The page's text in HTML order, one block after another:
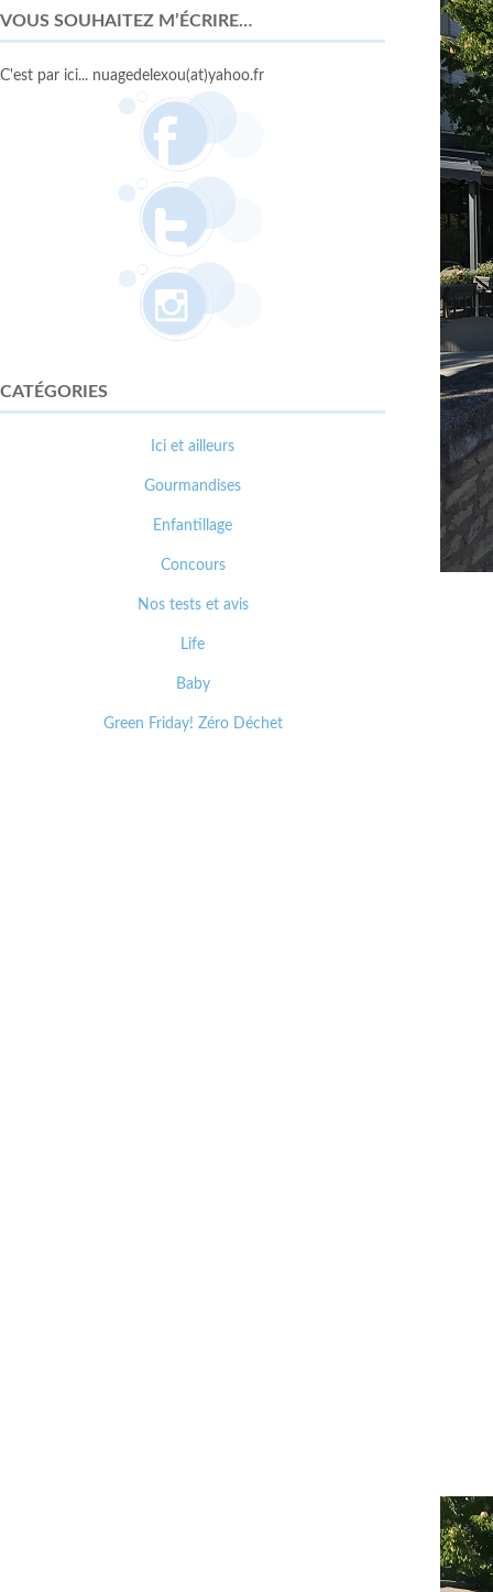
VOUS SOUHAITEZ M’ÉCRIRE…
C'est par ici... nuagedelexou(at)yahoo.fr
CATÉGORIES
Ici et ailleurs
Gourmandises
Enfantillage
Concours
Nos tests et avis
Life
Baby
Green Friday! Zéro Déchet